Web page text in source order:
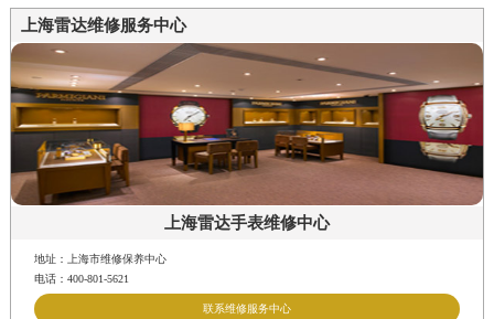
上海雷达维修服务中心
上海雷达手表维修中心
地址：上海市维修保养中心
电话：400-801-5621
联系维修服务中心